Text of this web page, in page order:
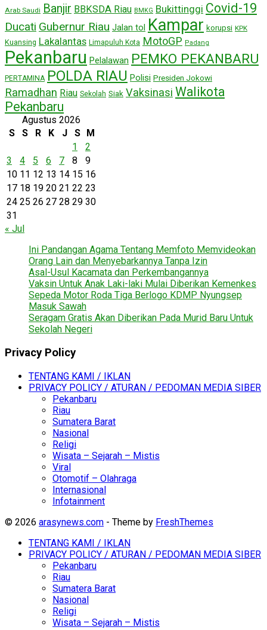
Arab Saudi Banjir BBKSDA Riau BMKG Bukittinggi Covid-19
Ducati Gubernur Riau Jalan tol Kampar korupsi KPK
Kuansing Lakalantas Limapuluh Kota MotoGP Padang
Pekanbaru Pelalawan PEMKO PEKANBARU
PERTAMINA POLDA RIAU Polisi Presiden Jokowi
Ramadhan Riau Sekolah Siak Vaksinasi Walikota
Pekanbaru
Agustus 2026
S
S R K J S
M
1
2
3
4 5 6 7 8
9
10 11 12 13 14 15 16
17 18 19 20 21 22 23
24 25 26 27 28 29 30
31
« Jul
Ini Pandangan Agama Tentang Memfoto Memvideokan
Orang Lain dan Menyebarkannya Tanpa Izin
Asal-Usul Kacamata dan Perkembangannya
Vaksin Untuk Anak Laki-laki Mulai Diberikan Kemenkes
Sepeda Motor Roda Tiga Berlogo KDMP Nyungsep
Masuk Sawah
Seragam Gratis Akan Diberikan Pada Murid Baru Untuk
Sekolah Negeri
Privacy Policy
TENTANG KAMI / IKLAN
PRIVACY POLICY / ATURAN / PEDOMAN MEDIA SIBER
Pekanbaru
Riau
Sumatera Barat
Nasional
Religi
Wisata – Sejarah – Mistis
Viral
Otomotif – Olahraga
Internasional
Infotainment
© 2026 arasynews.com - Theme by FreshThemes
TENTANG KAMI / IKLAN
PRIVACY POLICY / ATURAN / PEDOMAN MEDIA SIBER
Pekanbaru
Riau
Sumatera Barat
Nasional
Religi
Wisata – Sejarah – Mistis